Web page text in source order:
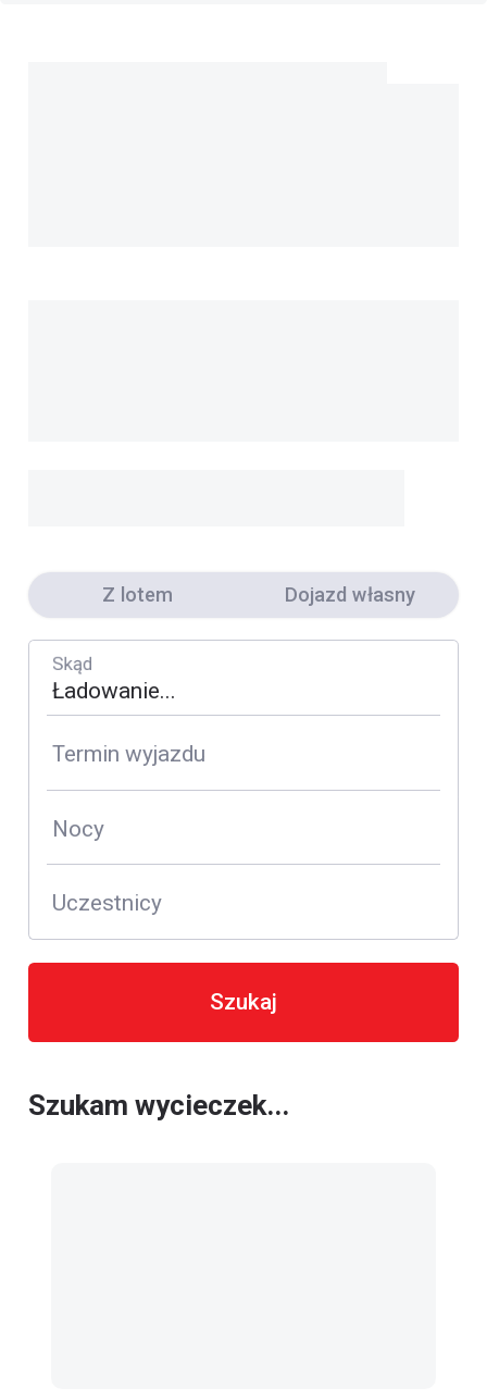
Z lotem Dojazd własny
Skąd
Termin wyjazdu
Nocy
Uczestnicy
Szukaj
Szukam wycieczek...